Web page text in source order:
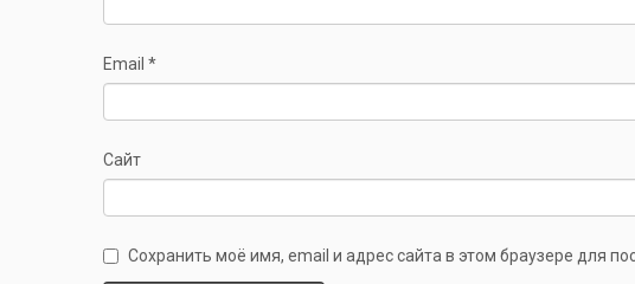
Email *
Сайт
Сохранить моё имя, email и адрес сайта в этом браузере для